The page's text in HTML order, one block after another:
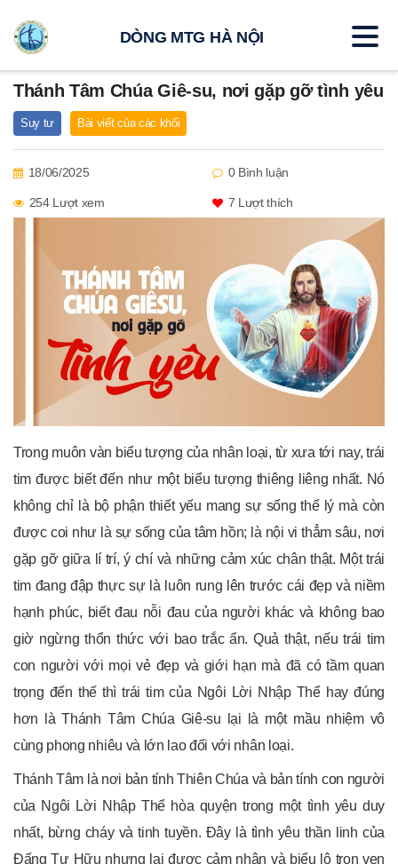
Thánh Tâm Chúa Giê-su, nơi gặp gỡ tình yêu
Suy tư Bài viết của các khối
18/06/2025 0 Bình luận
254 Lượt xem 7 Lượt thích
Trong muôn vàn biểu tượng của nhân loại, từ xưa tới nay, trái
tim được biết đến như một biểu tượng thiêng liêng nhất. Nó
không chỉ là bộ phận thiết yếu mang sự sống thể lý mà còn
được coi như là sự sống của tâm hồn; là nội vi thẳm sâu, nơi
gặp gỡ giữa lí trí, ý chí và những cảm xúc chân thật. Một trái
tim đang đập thực sự là luôn rung lên trước cái đẹp và niềm
hạnh phúc, biết đau nỗi đau của người khác và không bao
giờ ngừng thổn thức với bao trắc ẩn. Quả thật, nếu trái tim
con người với mọi vẻ đẹp và giới hạn mà đã có tầm quan
trọng đến thế thì trái tim của Ngôi Lời Nhập Thể hay đúng
hơn là Thánh Tâm Chúa Giê-su lại là một mầu nhiệm vô
cùng phong nhiêu và lớn lao đối với nhân loại.
Thánh Tâm là nơi bản tính Thiên Chúa và bản tính con người
của Ngôi Lời Nhập Thể hòa quyện trong một tình yêu duy
nhất, bừng cháy và tinh tuyền. Đây là tình yêu thần linh của
Đấng Tự Hữu nhưng lại được cảm nhận và biểu lộ trọn vẹn
DÒNG MTG HÀ NỘI